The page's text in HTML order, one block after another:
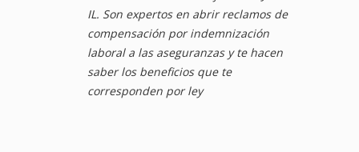
IL. Son expertos en abrir reclamos de
compensación por indemnización
laboral a las aseguranzas y te hacen
saber los beneficios que te
corresponden por ley